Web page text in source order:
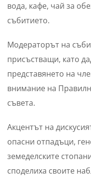
вода, кафе, чай за
събитието.
Модераторът на
присъстващи, като
представянето на
внимание на
съвета.
Акцентът на
опасни отпадъци,
земеделските
споделиха своите